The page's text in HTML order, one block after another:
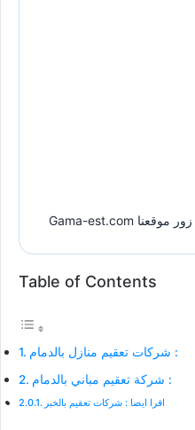
Table of Contents
شركات تعقيم منازل بالدمام :
شركة تعقيم مباني بالدمام :